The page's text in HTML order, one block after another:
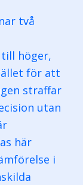
två
höger,
för att
straffar
utan
här
i